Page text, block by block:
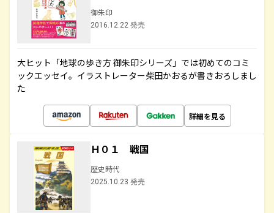
御朱印
2016.12.22 発売
大ヒット「地球の歩き方 御朱印シリーズ」では初めてのコミ
ックエッセイ。イラストレーター柴田かおるが書きおろしまし
た
詳細を見る
Ｈ０１ 戦国
歴史時代
2025.10.23 発売